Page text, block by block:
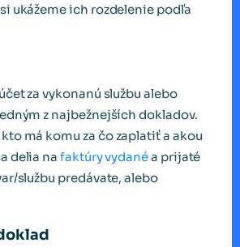
ukážeme ich rozdelenie podľa
za vykonanú službu alebo
z najbežnejších dokladov.
má komu za čo zaplatiť a akou
delia nafaktúry vydanéa prijaté
službu predávate, alebo